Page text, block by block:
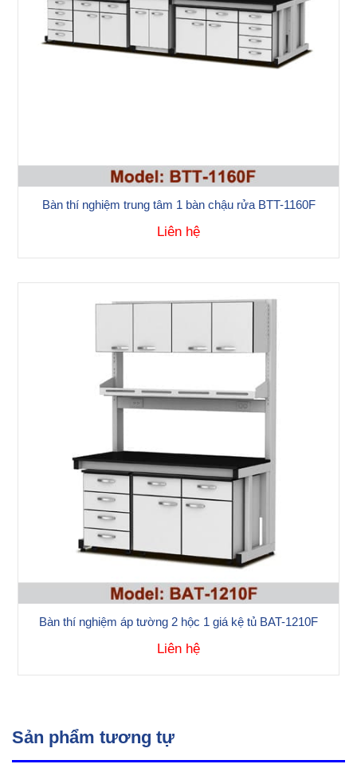
Bàn thí nghiệm trung tâm 1 bàn chậu rửa BTT-1160F
Liên hệ
Bàn thí nghiệm áp tường 2 hộc 1 giá kệ tủ BAT-1210F
Liên hệ
Sản phẩm tương tự